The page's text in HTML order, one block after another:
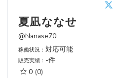
夏凪ななせ
@Nanase70
稼働状況： 対応可能
販売実績： -件
0 (0)